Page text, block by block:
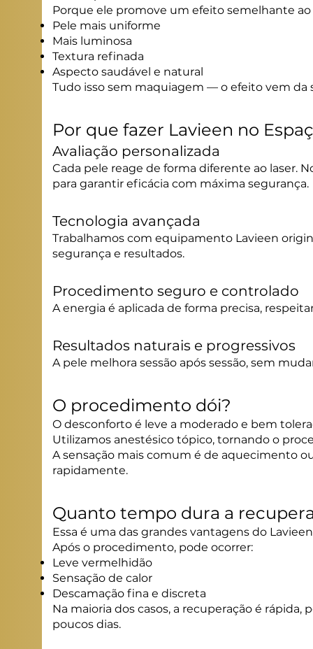
Porque ele promove um efeito semelhante
Pele mais uniforme
Mais luminosa
Textura refinada
Aspecto saudável e natural
Tudo isso sem maquiagem — o efeito vem da
Por que fazer Lavieen no
Avaliação personalizada
Cada pele reage de forma diferente ao laser.
para garantir eficácia com máxima segurança.
Tecnologia avançada
Trabalhamos com equipamento Lavieen
segurança e resultados.
Procedimento seguro e controlado
A energia é aplicada de forma precisa,
Resultados naturais e progressivos
A pele melhora sessão após sessão, sem
O procedimento dói?
O desconforto é leve a moderado e bem
Utilizamos anestésico tópico, tornando o
A sensação mais comum é de aquecimento
rapidamente.
Quanto tempo dura a
Essa é uma das grandes vantagens do
Após o procedimento, pode ocorrer:
Leve vermelhidão
Sensação de calor
Descamação fina e discreta
Na maioria dos casos, a recuperação é
poucos dias.